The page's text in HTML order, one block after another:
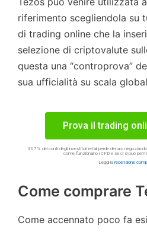
riferimento scegliendola su
di trading online che la
selezione di criptovalute
questa una “controprova”
sua ufficialità su scala
Prova il trading
Il 67% dei conti degli investitori retail perde denaro
come funzionano i CFD e se ci si può
Leggi la recensione
Come comprare
Come accennato poco fa